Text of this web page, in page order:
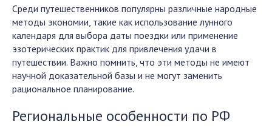
Среди путешественников популярны различные народные
методы экономии, такие как использование лунного
календаря для выбора даты поездки или применение
эзотерических практик для привлечения удачи в
путешествии. Важно помнить, что эти методы не имеют
научной доказательной базы и не могут заменить
рациональное планирование.
Региональные особенности по РФ